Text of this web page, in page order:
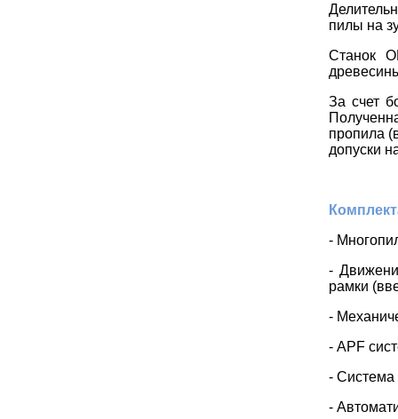
пилы на
Cтанок
За счет
пропила
допуски
-
-
рамки
-
- APF
- Система
-